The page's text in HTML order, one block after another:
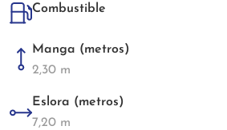
Combustible
Manga (metros)
2,30 m
Eslora (metros)
7,20 m